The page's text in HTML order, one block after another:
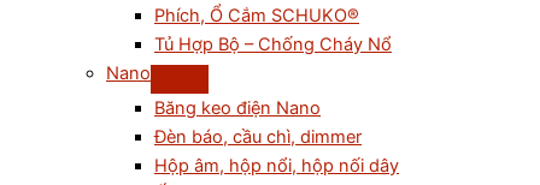
Phích, Ổ Cắm SCHUKO®
Tủ Hợp Bộ – Chống Cháy Nổ
Nano
Băng keo điện Nano
Đèn báo, cầu chì, dimmer
Hộp âm, hộp nổi, hộp nối dây